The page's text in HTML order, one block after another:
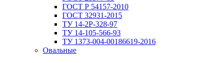
ГОСТ Р 54157-2010
ГОСТ 32931-2015
ТУ 14-2Р-328-97
ТУ 14-105-566-93
ТУ 1373-004-00186619-2016
Овальные